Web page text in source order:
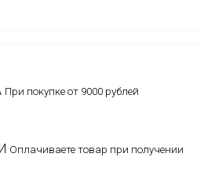
При покупке от 9000 рублей
Оплачиваете товар при получении